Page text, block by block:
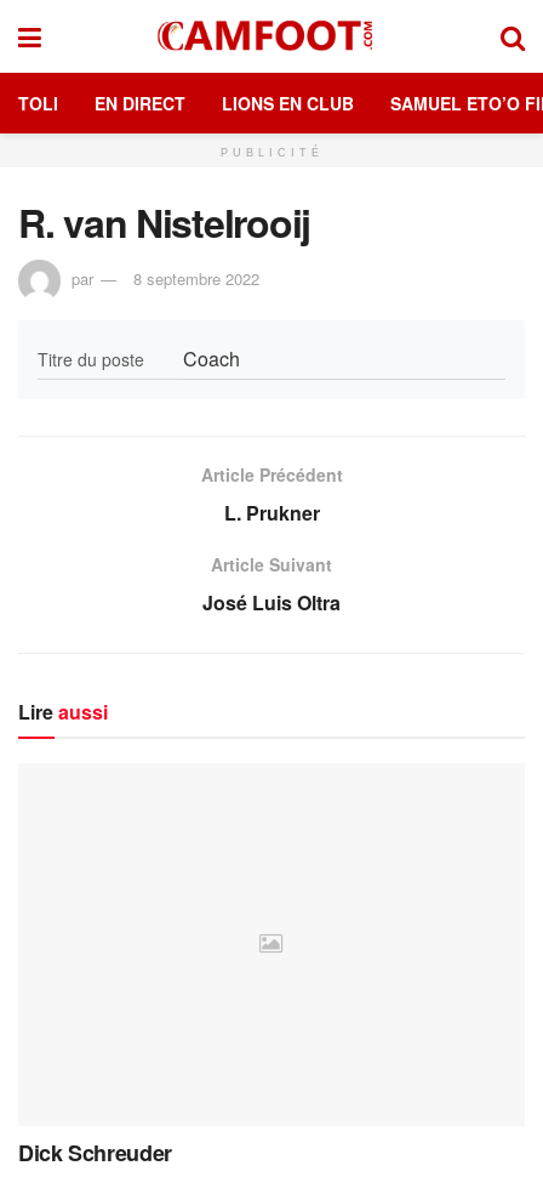
TOLI EN DIRECT LIONS EN CLUB SAMUEL ETO’O
PUBLICITÉ
R. van Nistelrooij
par 8 septembre 2022
Titre du poste Coach
Article Précédent
L. Prukner
Article Suivant
José Luis Oltra
Lireaussi
Dick Schreuder